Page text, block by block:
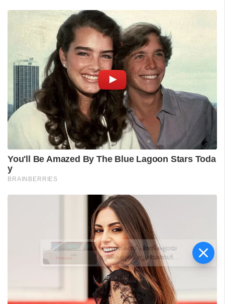
ലഹരികേസ് പ്രതികളായ
സ്ത്രീകളുടെ ദൃശ്യങ്ങൾ
പകർത്തി പ്രചരിപ്പിക്കരുത്:
എക്സൈസ്
ഉദ്യോഗസ്ഥർക്ക് പുതിയ
മാർഗനിർദേശം